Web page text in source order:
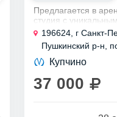
Предлагается в
студия с
дизайнерским
престижном жилом
«Simple»,
жителей бизнес-
Это...
196624, г Санкт-
Пушкинский р-н,
Шушары,
Купчино
37 000